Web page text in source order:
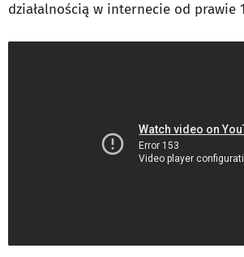
działalnością w internecie od prawie